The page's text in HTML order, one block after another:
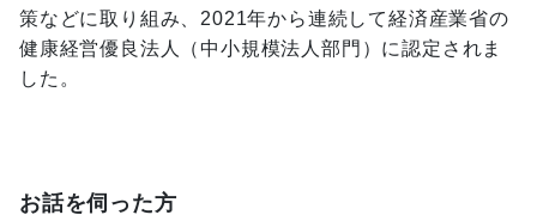
策などに取り組み、2021年から連続して経済産業省の
健康経営優良法人（中小規模法人部門）に認定されま
した。
お話を伺った方